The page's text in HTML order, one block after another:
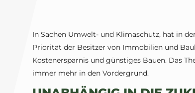
In Sachen Umwelt- und Klimaschutz, hat in
Priorität der Besitzer von Immobilien und
Kostenersparnis und günstiges Bauen. Das
immer mehr in den Vordergrund.